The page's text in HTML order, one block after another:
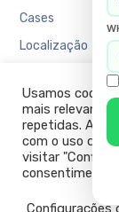
Cases
Localização
Usamos
mais relevante,
repetidas. Ao
com o uso de
visitar
consentimento
Configurações